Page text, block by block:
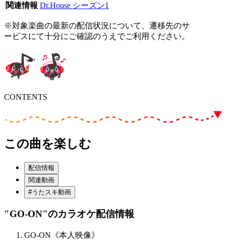
関連情報 Dr.House シーズン1
※対象楽曲の最新の配信状況について、遷移先のサ
ービスにて十分にご確認のうえでご利用ください。
CONTENTS
この曲を楽しむ
配信情報
関連動画
#うたスキ動画
"GO-ON"のカラオケ配信情報
GO-ON《本人映像》